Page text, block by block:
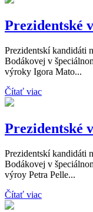
Prezidentské
Prezidentskí kandidáti
Bodákovej v
výroky Igora Mato...
Čítať viac
Prezidentské
Prezidentskí kandidáti
Bodákovej v
výroy Petra Pelle...
Čítať viac